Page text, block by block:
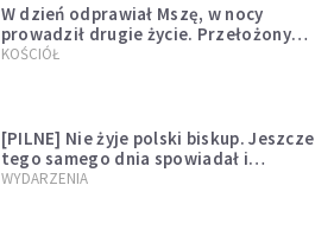
W dzień odprawiał Mszę, w nocy
prowadził drugie życie. Przełożony
kazał mu opuścić zakon
KOŚCIÓŁ
[PILNE] Nie żyje polski biskup. Jeszcze
tego samego dnia spowiadał i
sprawował Mszę świętą
WYDARZENIA